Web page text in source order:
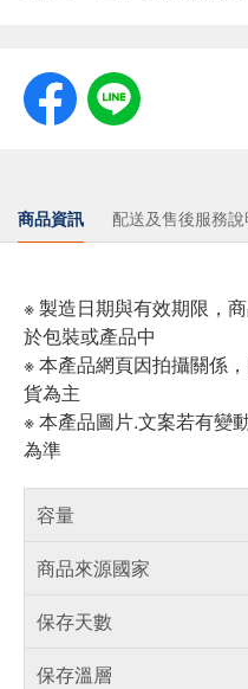
商品資訊 配送及售後服務說
※ 製造日期與有效期限，
於包裝或產品中
※ 本產品網頁因拍攝關係
貨為主
※ 本產品圖片.文案若有變
為準
容量
商品來源國家
保存天數
保存溫層